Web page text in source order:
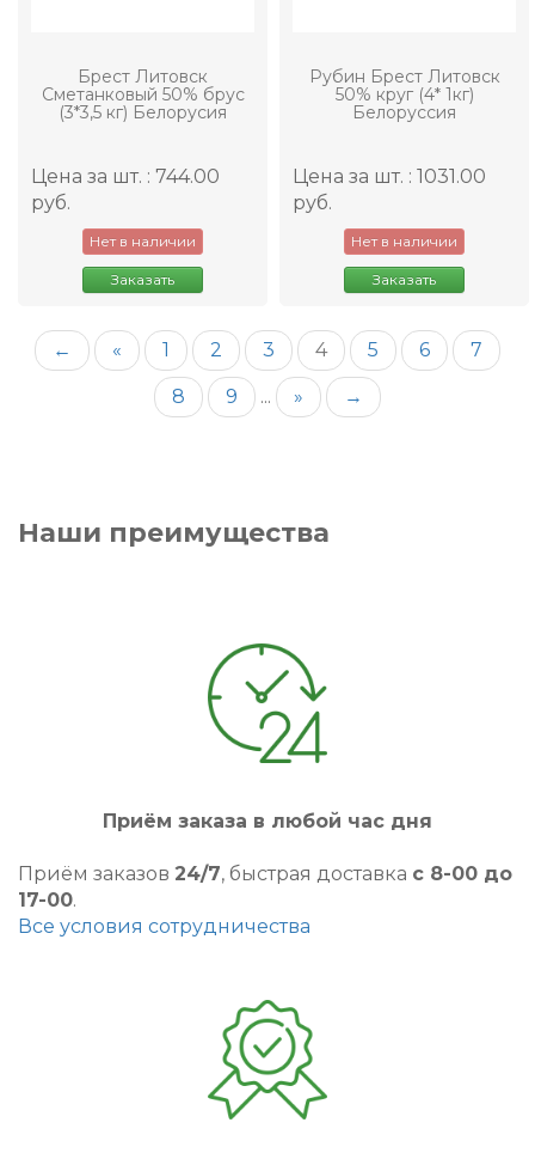
Брест Литовск
Сметанковый 50% брус
(3*3,5 кг) Белорусия
Цена за шт. : 744.00
руб.
Нет в наличии
Заказать
Рубин Брест Литовск
50% круг (4* 1кг)
Белоруссия
Цена за шт. : 1031.00
руб.
Нет в наличии
Заказать
← « 1 2 3 4 5 6 7
8 9 ... » →
Наши преимущества
Приём заказа в любой час дня
Приём заказов 24/7, быстрая доставка с 8-00 до
17-00.
Все условия сотрудничества